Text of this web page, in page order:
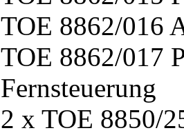
TOE 8862/016
TOE 8862/017
Fernsteuerung
2 x TOE 8850/